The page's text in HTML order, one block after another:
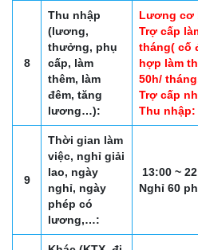
8
Thu nhập
(lương,
thưởng, phụ
cấp, làm
thêm, làm
đêm, tăng
lương…):
Lương cơ
Trợ cấp
tháng( cố
hợp làm
50h/
Trợ cấp
Thu nhập:
9
Thời gian làm
việc, nghỉ giải
lao, ngày
nghỉ, ngày
phép có
lương,…:
13:00 ~
Nghỉ 60